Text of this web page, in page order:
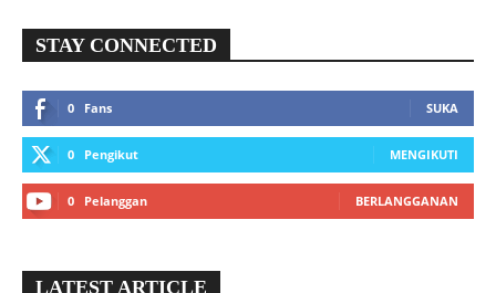
STAY CONNECTED
0 Fans SUKA
0 Pengikut MENGIKUTI
0 Pelanggan BERLANGGANAN
LATEST ARTICLE